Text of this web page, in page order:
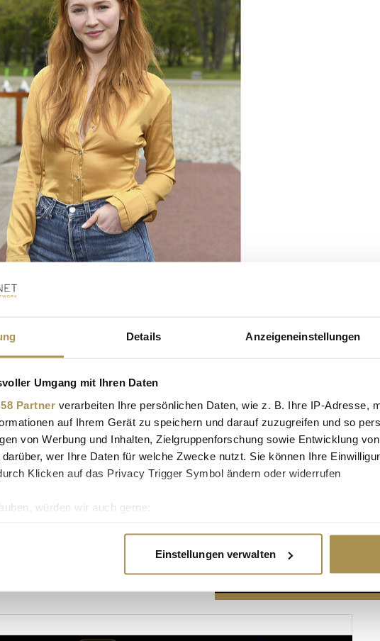
Details Anzeigeneinstellungen
Umgang mit Ihren Daten
Partner verarbeiten Ihre persönlichen Daten, wie z. B. Ihre IP-Adresse,
auf Ihrem Gerät zu speichern und darauf zuzugreifen und so
von Werbung und Inhalten, Zielgruppenforschung sowie Entwicklung
wer Ihre Daten für welche Zwecke nutzt. Sie können Ihre
Klicken auf das Privacy Trigger Symbol ändern oder widerrufen
würden wir auch gerne:
darüber, wie Ihre persönlichen Daten verarbeitet werden, und legen Sie
um Inhalte und Anzeigen zu personalisieren, Funktionen für soziale
Einstellungen verwalten
Advertisement